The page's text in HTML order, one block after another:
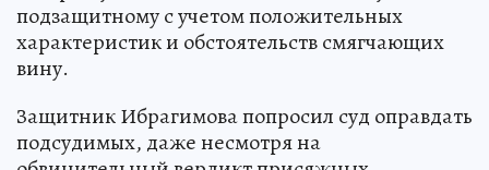
подзащитному с учетом положительных
характеристик и обстоятельств смягчающих
вину.
Защитник Ибрагимова попросил суд оправдать
подсудимых, даже несмотря на